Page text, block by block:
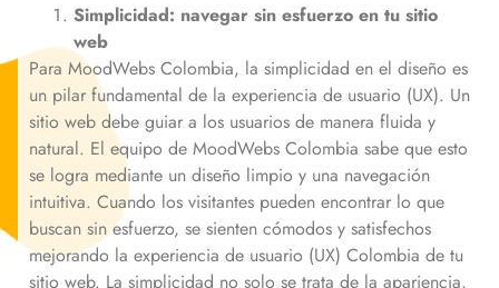
Simplicidad: navegar sin esfuerzo en tu sitio
web
Para MoodWebs Colombia, la simplicidad en el diseño es
un pilar fundamental de la experiencia de usuario (UX). Un
sitio web debe guiar a los usuarios de manera fluida y
natural. El equipo de MoodWebs Colombia sabe que esto
se logra mediante un diseño limpio y una navegación
intuitiva. Cuando los visitantes pueden encontrar lo que
buscan sin esfuerzo, se sienten cómodos y satisfechos
mejorando la experiencia de usuario (UX) Colombia de tu
sitio web. La simplicidad no solo se trata de la apariencia,